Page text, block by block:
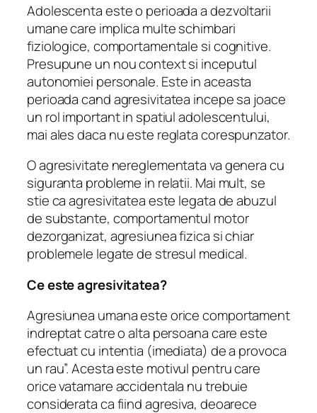
Adolescenta este o perioada a dezvoltarii
umane care implica multe schimbari
fiziologice, comportamentale si cognitive.
Presupune un nou context si inceputul
autonomiei personale. Este in aceasta
perioada cand agresivitatea incepe sa joace
un rol important in spatiul adolescentului,
mai ales daca nu este reglata corespunzator.
O agresivitate nereglementata va genera cu
siguranta probleme in relatii. Mai mult, se
stie ca agresivitatea este legata de abuzul
de substante, comportamentul motor
dezorganizat, agresiunea fizica si chiar
problemele legate de stresul medical.
Ce este agresivitatea?
Agresiunea umana este orice comportament
indreptat catre o alta persoana care este
efectuat cu intentia (imediata) de a provoca
un rau”.Acesta este motivul pentru care
orice vatamare accidentala nu trebuie
considerata ca fiind agresiva, deoarece